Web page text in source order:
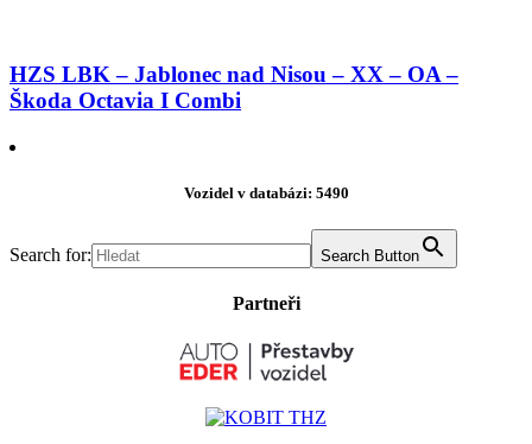
HZS LBK – Jablonec nad Nisou – XX – OA –
Škoda Octavia I Combi
Vozidel v databázi: 5490
Search for: Search Button
Partneři